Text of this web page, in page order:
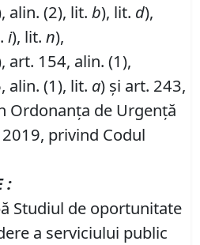
alin. (2), lit. b), lit. d),
i), lit. n),
art. 154, alin. (1),
alin. (1), lit. a) și art. 243,
Ordonanța de Urgență
privind Codul
:
Studiul de oportunitate
a serviciului public